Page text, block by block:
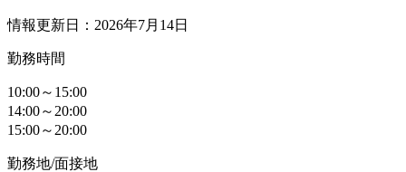
情報更新日：2026年7月14日
勤務時間
10:00～15:00
14:00～20:00
15:00～20:00
勤務地/面接地